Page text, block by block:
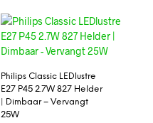
Philips Classic LEDlustre
E27 P45 2.7W 827 Helder
| Dimbaar – Vervangt
25W